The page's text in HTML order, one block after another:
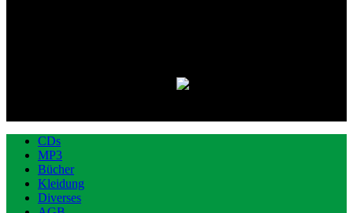
CDs
MP3
Bücher
Kleidung
Diverses